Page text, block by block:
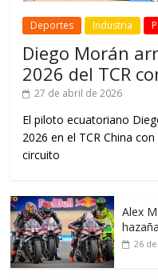
Deportes Industria
Diego Morán
2026 del TCR
27 de abril de 2026
El piloto ecuatoriano
2026 en el TCR China
circuito
Alex
26